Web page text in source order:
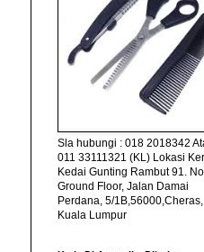
Sla hubungi : 018 2018342
011 33111321 (KL) Lokasi
Kedai Gunting Rambut 91.
Ground Floor, Jalan Damai
Perdana, 5/1B,56000,Cheras,
Kuala Lumpur